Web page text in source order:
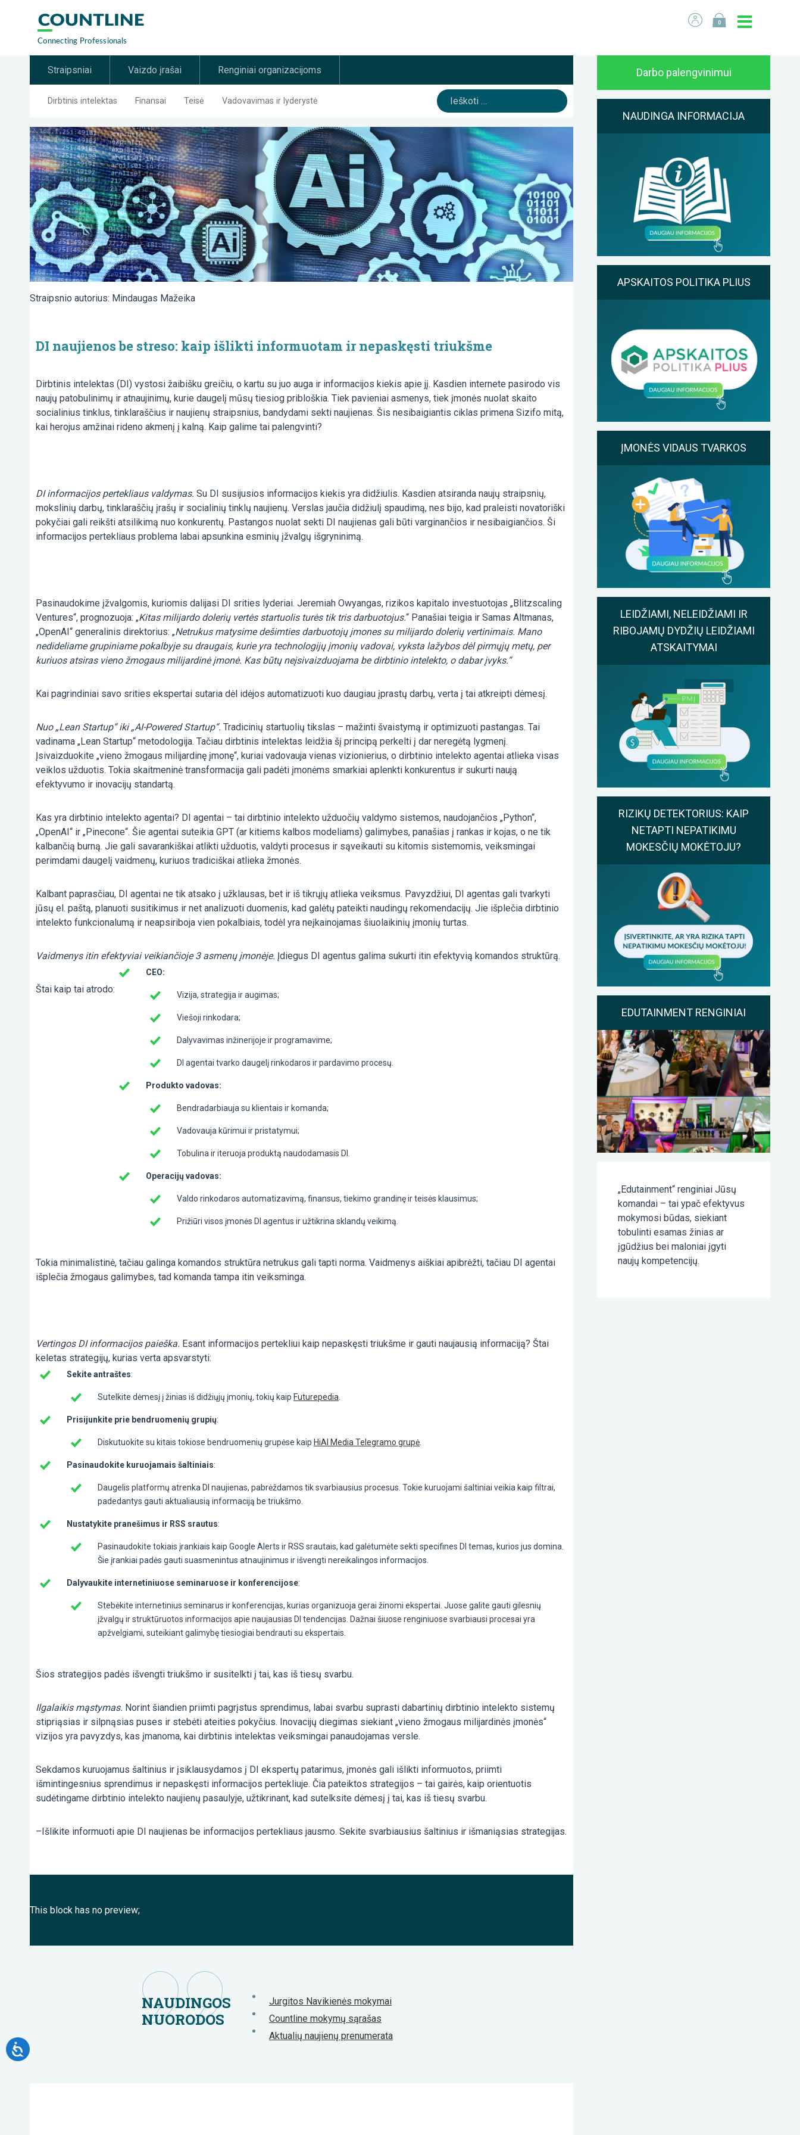
0
Straipsniai Vaizdo įrašai Renginiai organizacijoms
Dirbtinis intelektas Finansai Teisė Vadovavimas ir lyderystė Ieškoti:
Straipsnio autorius: Mindaugas Mažeika
DI naujienos be streso: kaip išlikti informuotam ir nepaskęsti triukšme
Dirbtinis intelektas (DI) vystosi žaibišku greičiu, o kartu su juo auga ir informacijos kiekis apie jį. Kasdien internete pasirodo vis
naujų patobulinimų ir atnaujinimų, kurie daugelį mūsų tiesiog pribloškia. Tiek pavieniai asmenys, tiek įmonės nuolat skaito
socialinius tinklus, tinklaraščius ir naujienų straipsnius, bandydami sekti naujienas. Šis nesibaigiantis ciklas primena Sizifo mitą,
kai herojus amžinai rideno akmenį į kalną. Kaip galime tai palengvinti?
DI informacijos pertekliaus valdymas. Su DI susijusios informacijos kiekis yra didžiulis. Kasdien atsiranda naujų straipsnių,
mokslinių darbų, tinklaraščių įrašų ir socialinių tinklų naujienų. Verslas jaučia didžiulį spaudimą, nes bijo, kad praleisti novatoriški
pokyčiai gali reikšti atsilikimą nuo konkurentų. Pastangos nuolat sekti DI naujienas gali būti varginančios ir nesibaigiančios. Ši
informacijos pertekliaus problema labai apsunkina esminių įžvalgų išgryninimą.
Pasinaudokime įžvalgomis, kuriomis dalijasi DI srities lyderiai. Jeremiah Owyangas, rizikos kapitalo investuotojas „Blitzscaling
Ventures“, prognozuoja: „Kitas milijardo dolerių vertės startuolis turės tik tris darbuotojus.“ Panašiai teigia ir Samas Altmanas,
„OpenAI“ generalinis direktorius: „Netrukus matysime dešimties darbuotojų įmones su milijardo dolerių vertinimais. Mano
nedideliame grupiniame pokalbyje su draugais, kurie yra technologijų įmonių vadovai, vyksta lažybos dėl pirmųjų metų, per
kuriuos atsiras vieno žmogaus milijardinė įmonė. Kas būtų neįsivaizduojama be dirbtinio intelekto, o dabar įvyks.“
Kai pagrindiniai savo srities ekspertai sutaria dėl idėjos automatizuoti kuo daugiau įprastų darbų, verta į tai atkreipti dėmesį.
Nuo „Lean Startup“ iki „AI-Powered Startup“. Tradicinių startuolių tikslas – mažinti švaistymą ir optimizuoti pastangas. Tai
vadinama „Lean Startup“ metodologija. Tačiau dirbtinis intelektas leidžia šį principą perkelti į dar neregėtą lygmenį.
Įsivaizduokite „vieno žmogaus milijardinę įmonę“, kuriai vadovauja vienas vizionierius, o dirbtinio intelekto agentai atlieka visas
veiklos užduotis. Tokia skaitmeninė transformacija gali padėti įmonėms smarkiai aplenkti konkurentus ir sukurti naują
efektyvumo ir inovacijų standartą.
Kas yra dirbtinio intelekto agentai? DI agentai – tai dirbtinio intelekto užduočių valdymo sistemos, naudojančios „Python“,
„OpenAI“ ir „Pinecone“. Šie agentai suteikia GPT (ar kitiems kalbos modeliams) galimybes, panašias į rankas ir kojas, o ne tik
kalbančią burną. Jie gali savarankiškai atlikti užduotis, valdyti procesus ir sąveikauti su kitomis sistemomis, veiksmingai
perimdami daugelį vaidmenų, kuriuos tradiciškai atlieka žmonės.
Kalbant paprasčiau, DI agentai ne tik atsako į užklausas, bet ir iš tikrųjų atlieka veiksmus. Pavyzdžiui, DI agentas gali tvarkyti
jūsų el. paštą, planuoti susitikimus ir net analizuoti duomenis, kad galėtų pateikti naudingų rekomendacijų. Jie išplečia dirbtinio
intelekto funkcionalumą ir neapsiriboja vien pokalbiais, todėl yra neįkainojamas šiuolaikinių įmonių turtas.
Vaidmenys itin efektyviai veikiančioje 3 asmenų įmonėje. Įdiegus DI agentus galima sukurti itin efektyvią komandos struktūrą.
Štai kaip tai atrodo:
CEO:
Vizija, strategija ir augimas;
Viešoji rinkodara;
Dalyvavimas inžinerijoje ir programavime;
DI agentai tvarko daugelį rinkodaros ir pardavimo procesų.
Produkto vadovas:
Bendradarbiauja su klientais ir komanda;
Vadovauja kūrimui ir pristatymui;
Tobulina ir iteruoja produktą naudodamasis DI.
Operacijų vadovas:
Valdo rinkodaros automatizavimą, finansus, tiekimo grandinę ir teisės klausimus;
Prižiūri visos įmonės DI agentus ir užtikrina sklandų veikimą.
Tokia minimalistinė, tačiau galinga komandos struktūra netrukus gali tapti norma. Vaidmenys aiškiai apibrėžti, tačiau DI agentai
išplečia žmogaus galimybes, tad komanda tampa itin veiksminga.
Vertingos DI informacijos paieška. Esant informacijos pertekliui kaip nepaskęsti triukšme ir gauti naujausią informaciją? Štai
keletas strategijų, kurias verta apsvarstyti:
Sekite antraštes:
Sutelkite dėmesį į žinias iš didžiųjų įmonių,tokių kaip Futurepedia
Prisijunkite prie bendruomenių grupių:
Diskutuokite su kitais tokiose bendruomenių grupėse kaip HiAI Media Telegramo grupė
Pasinaudokite kuruojamais šaltiniais:
Daugelis platformų atrenka DI naujienas, pabrėždamos tik svarbiausius procesus. Tokie kuruojami šaltiniai veikia kaip filtrai,
padedantys gauti aktualiausią informaciją be triukšmo.
Nustatykite pranešimus ir RSS srautus:
Pasinaudokite tokiais įrankiais kaip Google Alerts ir RSS srautais, kad galėtumėte sekti specifines DI temas, kurios jus domina.
Šie įrankiai padės gauti suasmenintus atnaujinimus ir išvengti nereikalingos informacijos.
Dalyvaukite internetiniuose seminaruose ir konferencijose:
Stebėkite internetinius seminarus ir konferencijas, kurias organizuoja gerai žinomi ekspertai. Juose galite gauti gilesnių
įžvalgų ir struktūruotos informacijos apie naujausias DI tendencijas. Dažnai šiuose renginiuose svarbiausi procesai yra
apžvelgiami, suteikiant galimybę tiesiogiai bendrauti su ekspertais.
Šios strategijos padės išvengti triukšmo ir susitelkti į tai, kas iš tiesų svarbu.
Ilgalaikis mąstymas. Norint šiandien priimti pagrįstus sprendimus, labai svarbu suprasti dabartinių dirbtinio intelekto sistemų
stipriąsias ir silpnąsias puses ir stebėti ateities pokyčius. Inovacijų diegimas siekiant „vieno žmogaus milijardinės įmonės“
vizijos yra pavyzdys, kas įmanoma, kai dirbtinis intelektas veiksmingai panaudojamas versle.
Sekdamos kuruojamus šaltinius ir įsiklausydamos į DI ekspertų patarimus, įmonės gali išlikti informuotos, priimti
išmintingesnius sprendimus ir nepaskęsti informacijos pertekliuje. Čia pateiktos strategijos – tai gairės, kaip orientuotis
sudėtingame dirbtinio intelekto naujienų pasaulyje, užtikrinant, kad sutelksite dėmesį į tai, kas iš tiesų svarbu.
–Išlikite informuoti apie DI naujienas be informacijos pertekliaus jausmo. Sekite svarbiausius šaltinius ir išmaniąsias strategijas.
This block has no preview;
NAUDINGOS
NUORODOS
Jurgitos Navikienės mokymai
Countline mokymų sąrašas
Aktualių naujienų prenumerata
Darbo palengvinimui
NAUDINGA INFORMACIJA
APSKAITOS POLITIKA PLIUS
ĮMONĖS VIDAUS TVARKOS
LEIDŽIAMI, NELEIDŽIAMI IR
RIBOJAMŲ DYDŽIŲ LEIDŽIAMI
ATSKAITYMAI
RIZIKŲ DETEKTORIUS: KAIP
NETAPTI NEPATIKIMU
MOKESČIŲ MOKĖTOJU?
EDUTAINMENT RENGINIAI
„Edutainment“ renginiai Jūsų
komandai – tai ypač efektyvus
mokymosi būdas, siekiant
tobulinti esamas žinias ar
įgūdžius bei maloniai įgyti
naujų kompetencijų.